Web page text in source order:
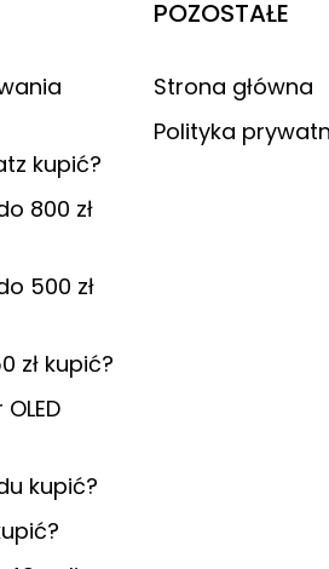
kupić?
800 zł
500 zł
zł kupić?
kupić?
POZOSTAŁE
Strona główna
Polityka